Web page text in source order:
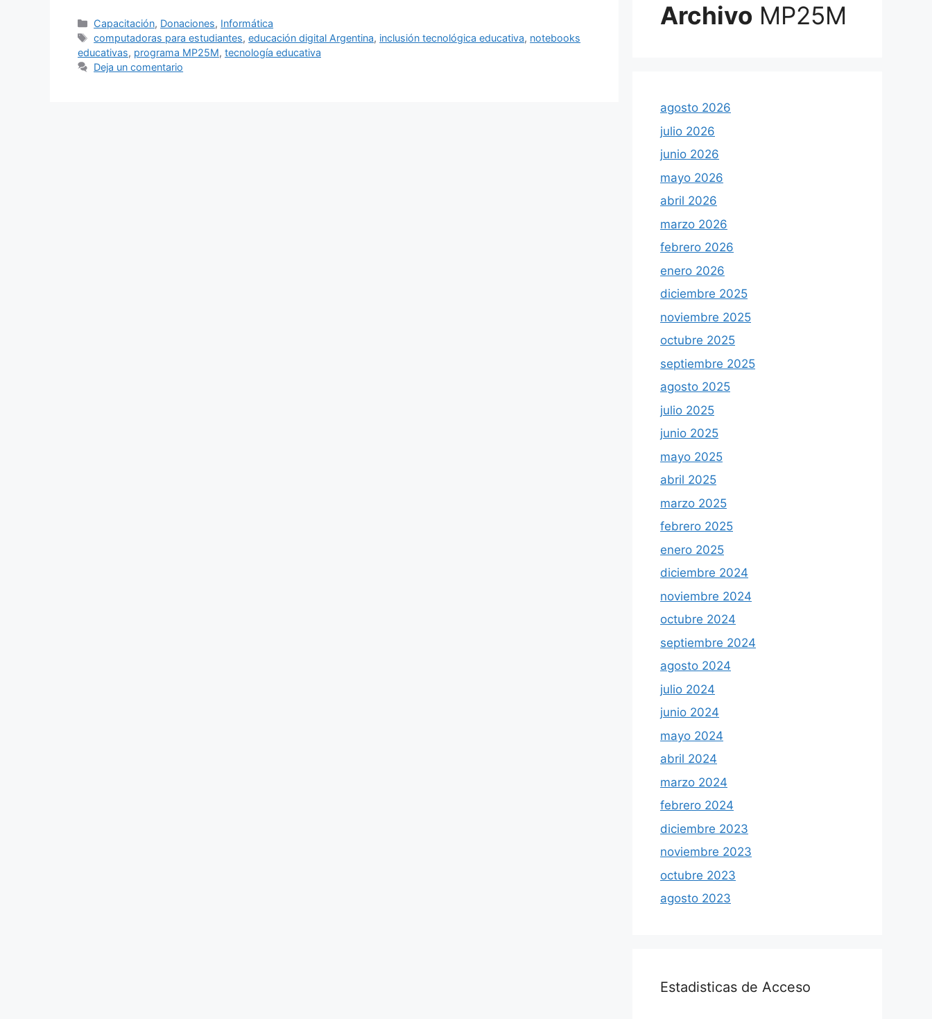
Capacitación, Donaciones, Informática
computadoras para estudiantes,educación digital Argentina, inclusión tecnológica educativa, notebooks
educativas, programa MP25M, tecnología educativa
Deja un comentario
Archivo MP25M
agosto 2026
julio 2026
junio 2026
mayo 2026
abril 2026
marzo 2026
febrero 2026
enero 2026
diciembre 2025
noviembre 2025
octubre 2025
septiembre 2025
agosto 2025
julio 2025
junio 2025
mayo 2025
abril 2025
marzo 2025
febrero 2025
enero 2025
diciembre 2024
noviembre 2024
octubre 2024
septiembre 2024
agosto 2024
julio 2024
junio 2024
mayo 2024
abril 2024
marzo 2024
febrero 2024
diciembre 2023
noviembre 2023
octubre 2023
agosto 2023
Estadisticas de Acceso